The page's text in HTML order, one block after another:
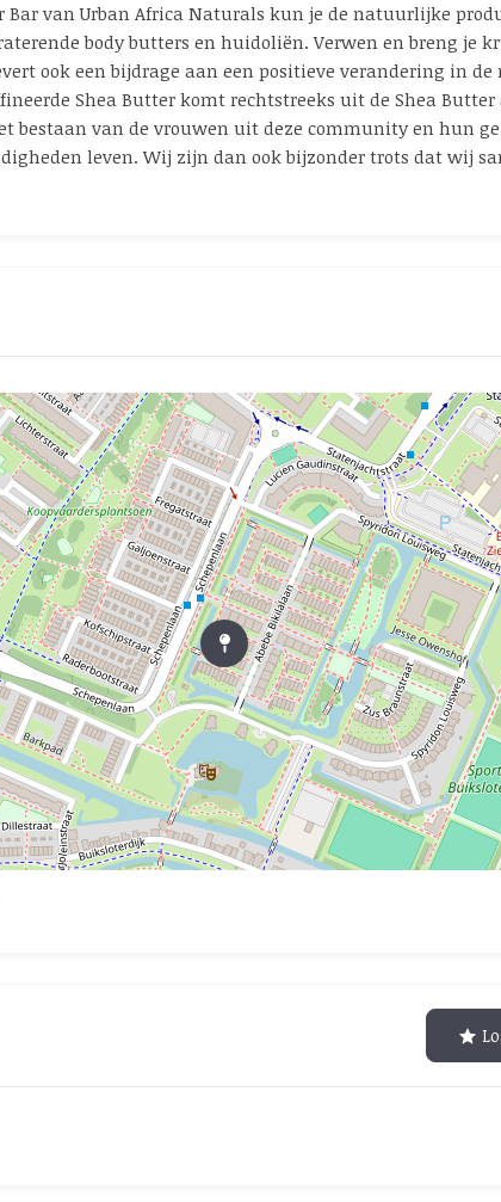
Bar van Urban Africa Naturals kun je de natuurlijke
body butters en huidoliën. Verwen en breng je
ook een bijdrage aan een positieve verandering in
Shea Butter komt rechtstreeks uit de Shea
bestaan van de vrouwen uit deze community en hun
leven. Wij zijn dan ook bijzonder trots dat wij